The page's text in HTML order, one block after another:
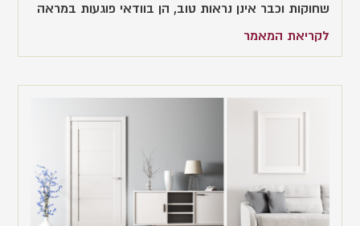
שחוקות וכבר אינן נראות טוב, הן בוודאי פוגעות במראה
לקריאת המאמר